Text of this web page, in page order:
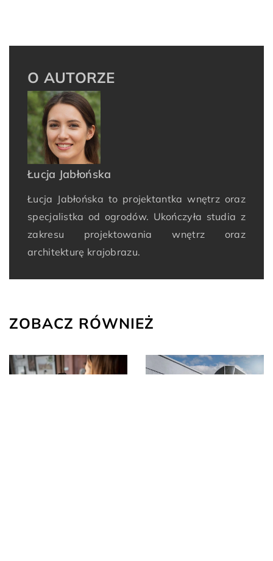
O AUTORZE
Łucja Jabłońska
Łucja Jabłońska to projektantka wnętrz oraz
specjalistka od ogrodów. Ukończyła studia z
zakresu projektowania wnętrz oraz
architekturę krajobrazu.
ZOBACZ RÓWNIEŻ